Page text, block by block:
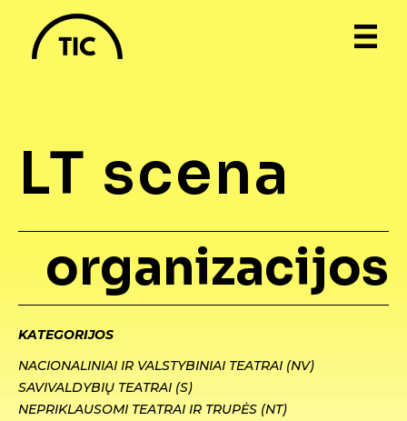
LT scena
organizacijos
KATEGORIJOS
NACIONALINIAI IR VALSTYBINIAI TEATRAI (NV)
SAVIVALDYBIŲ TEATRAI (S)
NEPRIKLAUSOMI TEATRAI IR TRUPĖS (NT)